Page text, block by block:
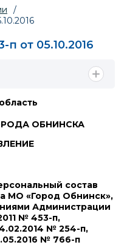
/
от 05.10.2016
ОБНИНСКА
состав
МО «Город Обнинск»,
Администрации
№ 453-п,
№ 254-п,
№ 766-п